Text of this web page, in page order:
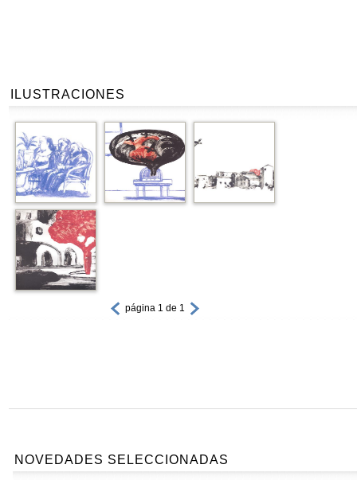
ILUSTRACIONES
página 1 de 1
NOVEDADES SELECCIONADAS